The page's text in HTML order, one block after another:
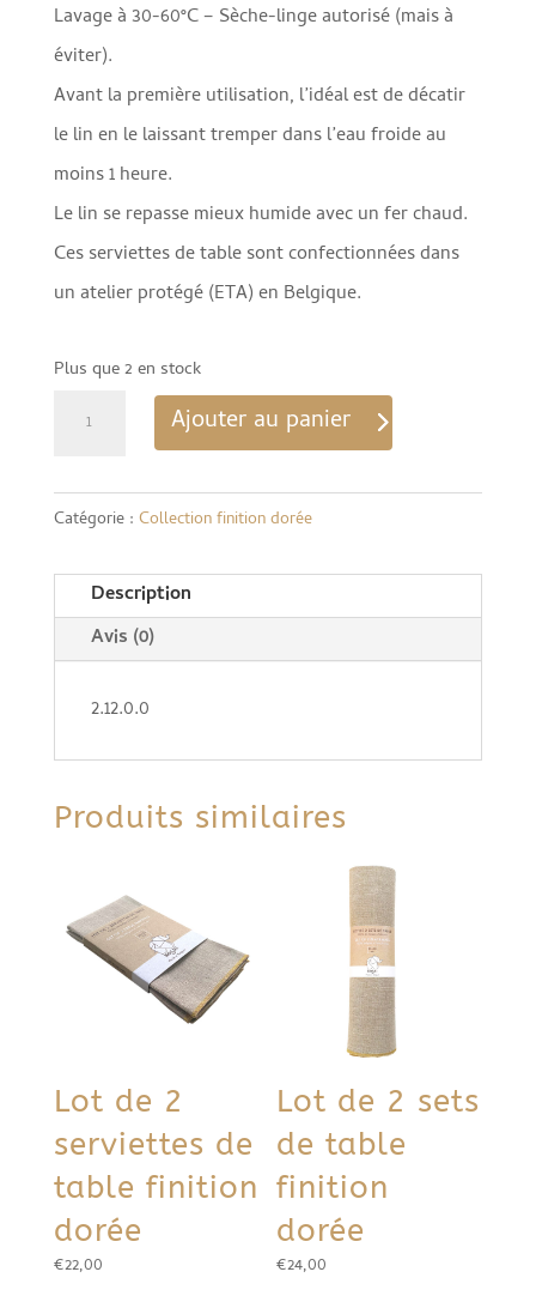
Lavage à 30-60°C – Sèche-linge autorisé (mais à
éviter).
Avant la première utilisation, l’idéal est de décatir
le lin en le laissant tremper dans l’eau froide au
moins 1 heure.
Le lin se repasse mieux humide avec un fer chaud.
Ces serviettes de table sont confectionnées dans
un atelier protégé (ETA) en Belgique.
Plus que 2 en stock
Lot
de
6
serviettes
finition
dorée
Ajouter au panier
Catégorie : Collection finition dorée
Description
Avis (0)
2.12.0.0
Produits similaires
Lot de 2
serviettes de
table finition
dorée
€22,00
Lot de 2 sets
de table
finition
dorée
€24,00